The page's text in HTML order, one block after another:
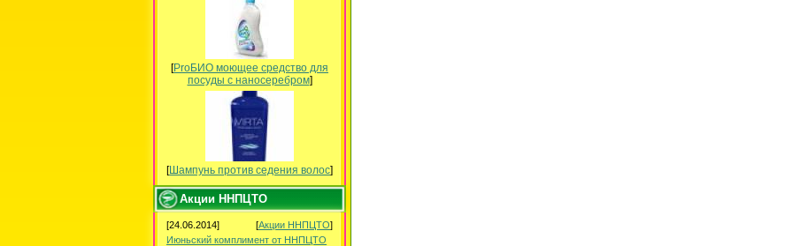
[ProБИО моющее средство для
посуды c наносеребром]
[Шампунь против седения волос]
Акции ННПЦТО
[24.06.2014] [Акции ННПЦТО]
Июньский комплимент от ННПЦТО